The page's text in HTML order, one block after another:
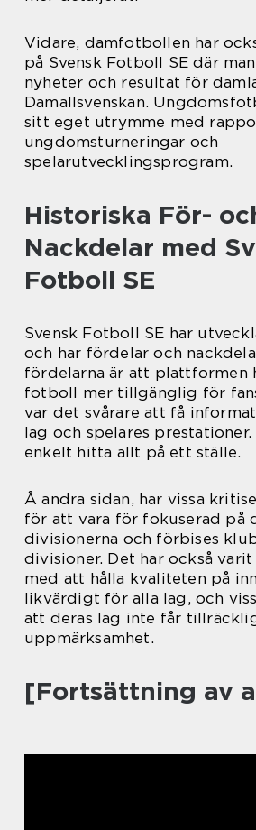
Vidare, damfotbollen har
på Svensk Fotboll SE där
nyheter och resultat för
Damallsvenskan.
sitt eget utrymme med
ungdomsturneringar och
spelarutvecklingsprogram.
Historiska För-
Nackdelar med
Fotboll SE
Svensk Fotboll SE har
och har fördelar och
fördelarna är att plattformen
fotboll mer tillgänglig för
var det svårare att få
lag och spelares prestationer.
enkelt hitta allt på ett ställe.
Å andra sidan, har vissa
för att vara för fokuserad på
divisionerna och förbises
divisioner. Det har också
med att hålla kvaliteten på
likvärdigt för alla lag, och
att deras lag inte får
uppmärksamhet.
[Fortsättning av